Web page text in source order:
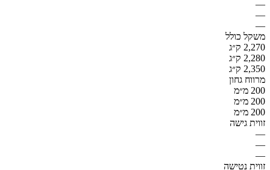
—
—
—
משקל כולל
2,270 ק״ג
2,280 ק״ג
2,350 ק״ג
מרווח גחון
200 מ״מ
200 מ״מ
200 מ״מ
זווית גישה
—
—
—
זווית נטישה